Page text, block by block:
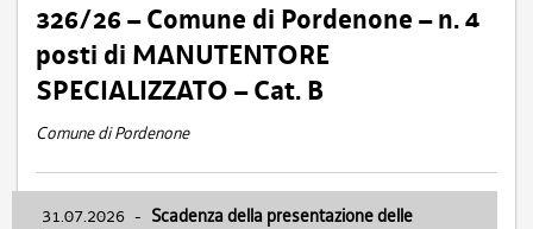
326/26 – Comune di Pordenone – n. 4
posti di MANUTENTORE
SPECIALIZZATO – Cat. B
Comune di Pordenone
31.07.2026 - Scadenza della presentazione delle